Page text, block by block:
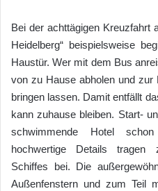
Bei der achttägigen Kreuzfahrt
Heidelberg“ beispielsweise
Haustür. Wer mit dem Bus
von zu Hause abholen und zur
bringen lassen. Damit entfällt
kann zuhause bleiben. Start-
schwimmende Hotel
hochwertige Details tragen
Schiffes bei. Die
Außenfenstern und zum Teil